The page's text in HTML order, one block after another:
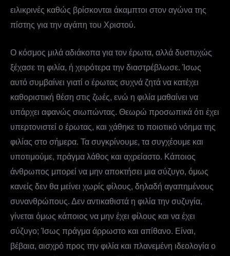
ειλικρινές καθώς βρίσκονται άκαμπτοι στον αγώνα της
πίστης για την αγάπη του Χριστού.
Ο κόσμος μιλά αδιάκοπα για τον έρωτα, αλλά δυστυχώς
ξέχασε τη φιλία, ή χειρότερα την διαστρέβλωσε. Ίσως
αυτό συμβαίνει γιατί ο έρωτας συχνά ζητά να κατέχει
καθοριστική θέση στις ζωές, ενώ η φιλία μαθαίνει να
υπάρχει αφανώς σιωπώντας. Θεωρώ προσωπικά ότι έχει
υπερτονιστεί ο έρωτας, και χάθηκε το ποιοτικό νόημα της
φιλίας στο σήμερα. Τα συγκρίνουμε, τα συγχέουμε και
υποτιμούμε, πράγμα λάθος και αχρείαστο. Κάποιος
άνθρωπος μπορεί να μην αποκτήσει μια σύζυγο, όμως
κανείς δεν θα μείνει χωρίς φίλους, δηλαδή αγαπημένους
συνανθρώπους. Δεν αντικαθιστά η φιλία την συζυγία,
γίνεται όμως κάποιος να μην έχει φίλους και να έχει
σύζυγο; Ίσως πράγμα άρρωστο και απίθανο. Είναι,
βέβαια, αισχρό προς την φιλία και πλανεμένη ιδεολογία ο